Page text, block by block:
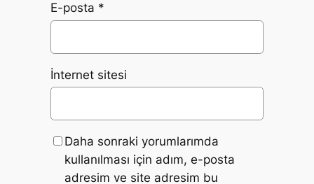
E-posta *
İnternet sitesi
Daha sonraki yorumlarımda
kullanılması için adım, e-posta
adresim ve site adresim bu